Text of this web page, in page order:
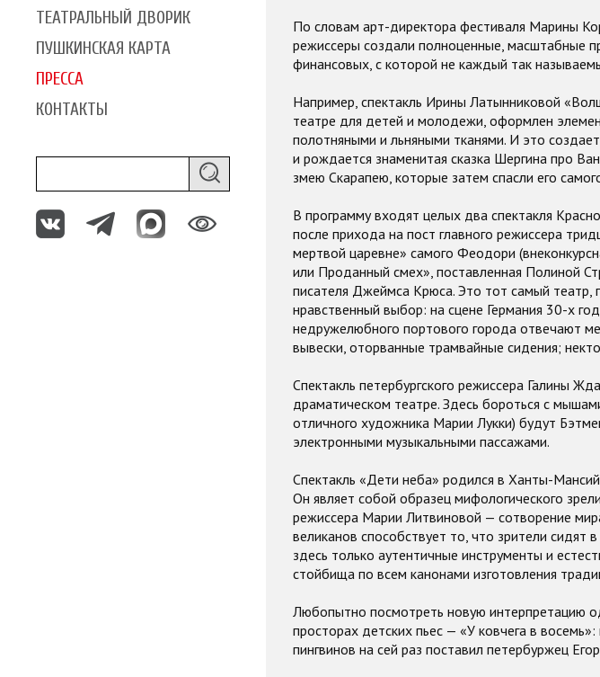
ТЕАТРАЛЬНЫЙ ДВОРИК
ПУШКИНСКАЯ КАРТА
ПРЕССА
КОНТАКТЫ
По словам арт-директора фестиваля Марины
режиссеры создали полноценные, масштабные
финансовых, с которой не каждый так
Например, спектакль Ирины Латынниковой
театре для детей и молодежи, оформлен
полотняными и льняными тканями. И это
и рождается знаменитая сказка Шергина про
змею Скарапею, которые затем спасли его
В программу входят целых два спектакля
после прихода на пост главного режиссера
мертвой царевне» самого Феодори
или Проданный смех», поставленная Полиной
писателя Джеймса Крюса. Это тот самый
нравственный выбор: на сцене Германия 30-х
недружелюбного портового города отвечают
вывески, оторванные трамвайные сидения;
Спектакль петербургского режиссера Галины
драматическом театре. Здесь бороться с
отличного художника Марии Лукки) будут
электронными музыкальными пассажами.
Спектакль «Дети неба» родился в Ханты-
Он являет собой образец мифологического
режиссера Марии Литвиновой — сотворение
великанов способствует то, что зрители сидят
здесь только аутентичные инструменты и
стойбища по всем канонами изготовления
Любопытно посмотреть новую интерпретацию
просторах детских пьес — «У ковчега в
пингвинов на сей раз поставил петербуржец